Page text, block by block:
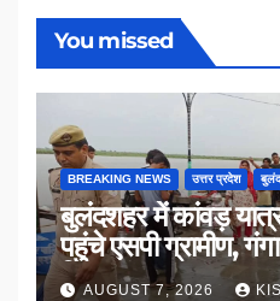
You missed
BREAKING NEWS उत्तर प्रदेश
बुलंदशहर में कांवड़
पहुंचे एसपी ग्रामीण,
किया संवाद
AUGUST 7, 2026